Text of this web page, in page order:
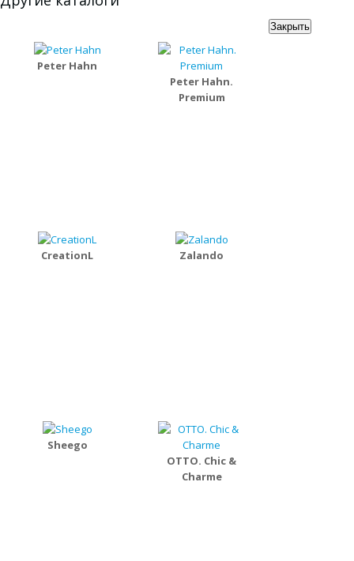
Peter Hahn
Peter Hahn.
Premium
CreationL Zalando
Sheego
OTTO. Chic &
Charme
Закрыть